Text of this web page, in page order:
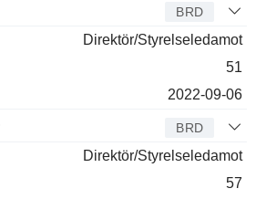
BRD
Direktör/Styrelseledamot
51
2022-09-06
BRD
Direktör/Styrelseledamot
57